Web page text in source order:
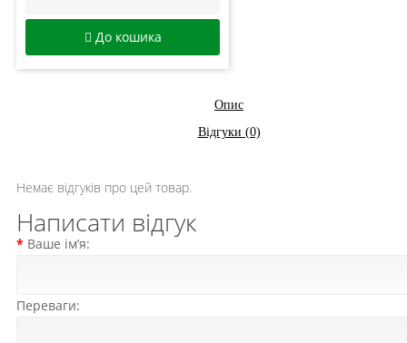
До кошика
Опис
Відгуки (0)
Немає відгуків про цей товар.
Написати відгук
Ваше ім’я:
Переваги: